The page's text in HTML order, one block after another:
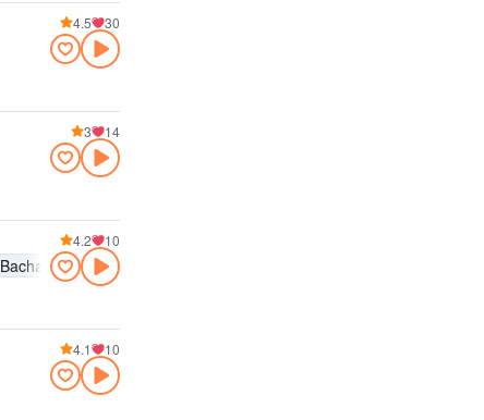
4.5 30
3 14
Bachata
4.2 10
4.1 10